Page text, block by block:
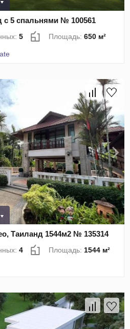
с 5 спальнями № 100561
5 Площадь:650 м²
Таиланд 1544м2 № 135314
4 Площадь:1544 м²